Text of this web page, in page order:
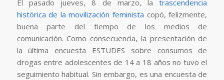
El pasado jueves, 8 de marzo, latrascendencia
histórica de la movilización feminista copó, felizmente,
buena parte del tiempo de los medios de
comunicación. Como consecuencia, la presentación de
la última encuesta ESTUDES sobre consumos de
drogas entre adolescentes de 14 a 18 años no tuvo el
seguimiento habitual. Sin embargo, es una encuesta de